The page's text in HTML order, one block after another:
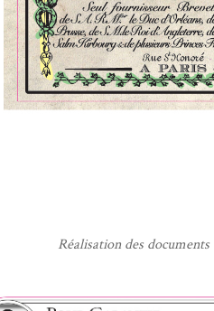
Réalisation des documents